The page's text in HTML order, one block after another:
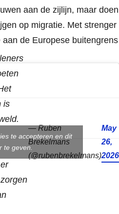
aan de zijlijn, maar doen
op migratie. Met strenger
de Europese buitengrens
is
— Ruben
Brekelmans
(@rubenbrekelmans)
May
26,
2026
te accepteren en dit
te geven.